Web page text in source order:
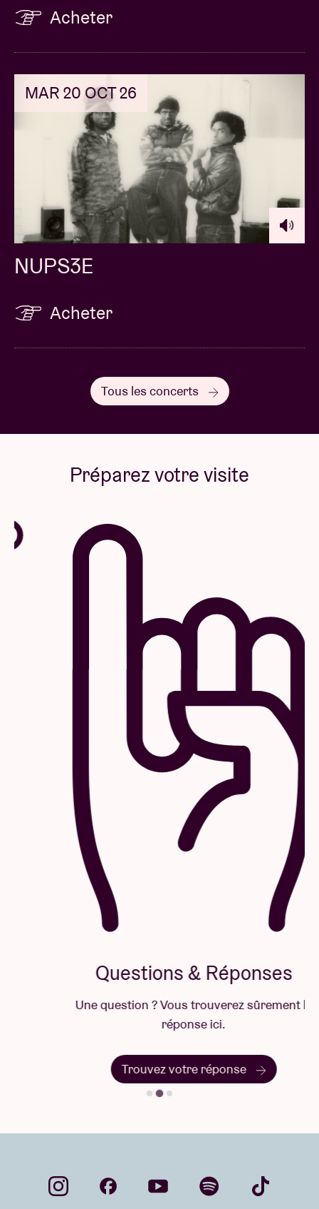
Acheter
MAR 20 OCT 26
NUPS3E
Acheter
Tous les concerts
Préparez votre visite
Questions & Réponses
Une question ? Vous trouverez sûrement la
réponse ici.
Trouvez votre réponse